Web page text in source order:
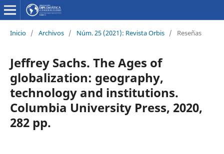
Inicio / Archivos / Núm. 25 (2021): Revista Orbis / Reseñas
Jeffrey Sachs. The Ages of
globalization: geography,
technology and institutions.
Columbia University Press, 2020,
282 pp.